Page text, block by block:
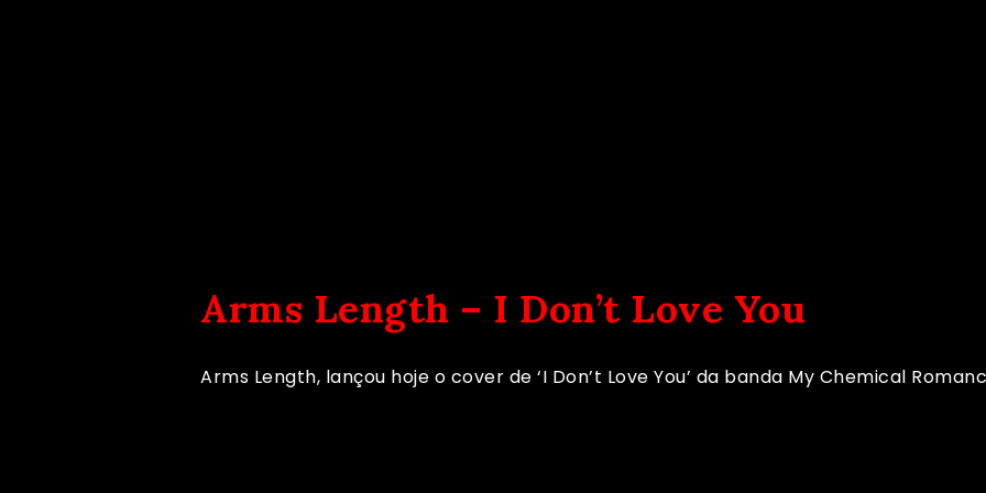
Arms Length – I Don’t Love You
Arms Length, lançou hoje o cover de ‘I Don’t Love You’ da banda My Chemical